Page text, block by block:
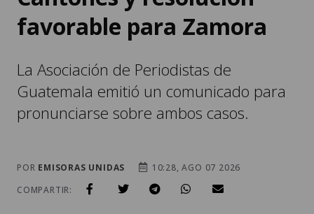
La Asociación de Periodistas de
pronunciarse sobre ambos casos.
POR